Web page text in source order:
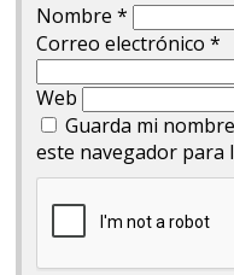
Nombre*
Correo electrónico*
Web
Guarda mi
este navegador para